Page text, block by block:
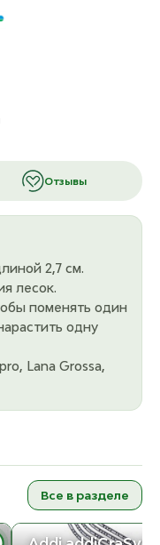
Отзывы
2,7 см.
лесок.
поменять один
одну
Lana Grossa,
Все в разделе